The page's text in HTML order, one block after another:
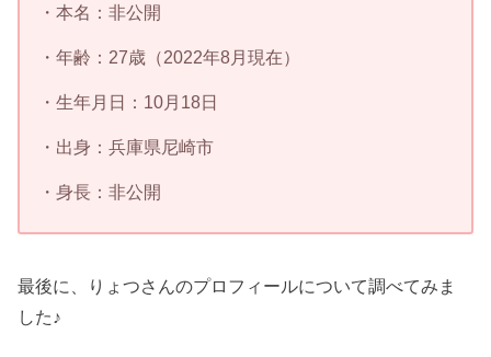
・本名：非公開
・年齢：27歳（2022年8月現在）
・生年月日：10月18日
・出身：兵庫県尼崎市
・身長：非公開
最後に、りょつさんのプロフィールについて調べてみま
した♪